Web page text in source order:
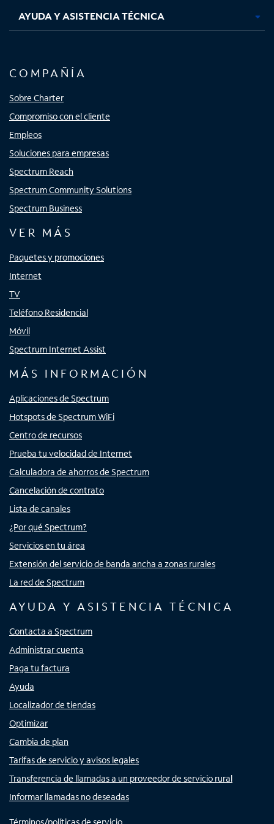
AYUDA Y ASISTENCIA TÉCNICA
COMPAÑÍA
Sobre Charter
Compromiso con el cliente
Empleos
Soluciones para empresas
Spectrum Reach
Spectrum Community Solutions
Spectrum Business
VER MÁS
Paquetes y promociones
Internet
TV
Teléfono Residencial
Móvil
Spectrum Internet Assist
MÁS INFORMACIÓN
Aplicaciones de Spectrum
Hotspots de Spectrum WiFi
Centro de recursos
Prueba tu velocidad de Internet
Calculadora de ahorros de Spectrum
Cancelación de contrato
Lista de canales
¿Por qué Spectrum?
Servicios en tu área
Extensión del servicio de banda ancha a zonas rurales
La red de Spectrum
AYUDA Y ASISTENCIA TÉCNICA
Contacta a Spectrum
Administrar cuenta
Paga tu factura
Ayuda
Localizador de tiendas
Optimizar
Cambia de plan
Tarifas de servicio y avisos legales
Transferencia de llamadas a un proveedor de servicio rural
Informar llamadas no deseadas